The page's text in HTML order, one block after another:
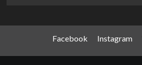
Facebook Instagram